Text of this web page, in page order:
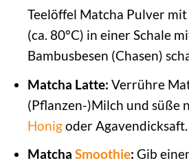
Teelöffel Matcha Pulver
(ca. 80°C) in einer Schale
Bambusbesen (Chasen)
Matcha Latte: Verrühre
(Pflanzen-)Milch und süße
Honigoder Agavendicksaft.
Matcha Smoothie: Gib